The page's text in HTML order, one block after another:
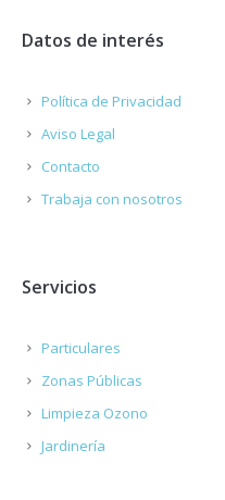
Datos de interés
Política de Privacidad
Aviso Legal
Contacto
Trabaja con nosotros
Servicios
Particulares
Zonas Públicas
Limpieza Ozono
Jardinería